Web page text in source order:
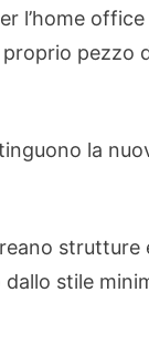
l’home
pezzo
la
strutture
stile